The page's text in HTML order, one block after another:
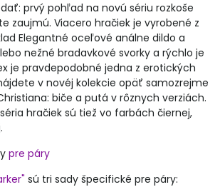
prvý pohľad na novú sériu rozkoše
zaujmú. Viacero hračiek je vyrobené z
Elegantné oceľové análne dildo a
nežné bradavkové svorky a rýchlo je
je pravdepodobné jedna z erotických
v novéj kolekcie opäť samozrejme
biče a putá v rôznych verziách.
hračiek sú tiež vo farbách čiernej,
pre páry
sú tri sady špecifické pre páry: